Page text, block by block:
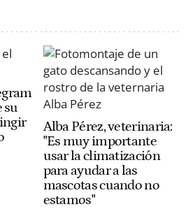
su
Alba Pérez, veterinaria:
"Es muy importante
usar la climatización
para ayudar a las
mascotas cuando no
estamos"